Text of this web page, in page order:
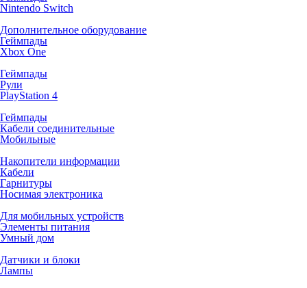
Nintendo Switch
Дополнительное оборудование
Геймпады
Xbox One
Геймпады
Рули
PlayStation 4
Геймпады
Кабели соединительные
Мобильные
Накопители информации
Кабели
Гарнитуры
Носимая электроника
Для мобильных устройств
Элементы питания
Умный дом
Датчики и блоки
Лампы